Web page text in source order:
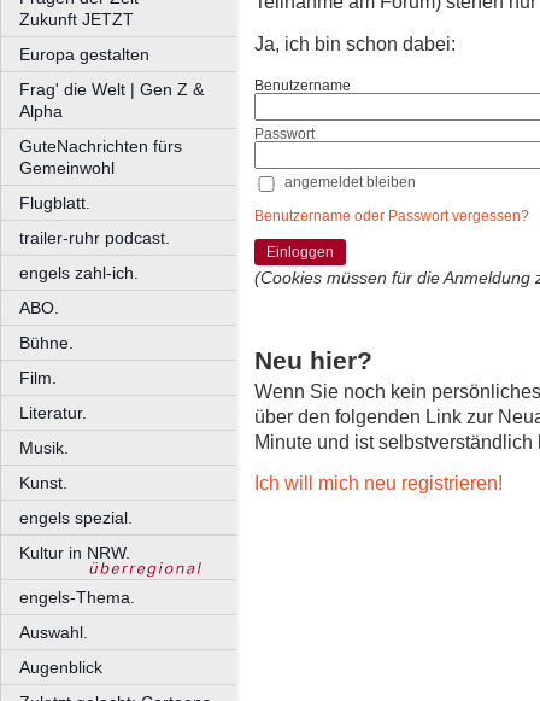
Zukunft JETZT
Europa gestalten
Frag' die Welt | Gen Z &
Alpha
GuteNachrichten fürs
Gemeinwohl
Flugblatt.
trailer-ruhr podcast.
engels zahl-ich.
ABO.
Bühne.
Film.
Literatur.
Musik.
Kunst.
engels spezial.
Kultur in NRW.
engels-Thema.
Auswahl.
Augenblick
Ja, ich bin schon dabei:
Benutzername
Passwort
angemeldet bleiben
Benutzername oder Passwort vergessen?
Einloggen
(Cookies müssen für die Anmeldung
Neu hier?
Wenn Sie noch kein
über den folgenden Link zur
Minute und ist selbstverständlich
Ich will mich neu registrieren!